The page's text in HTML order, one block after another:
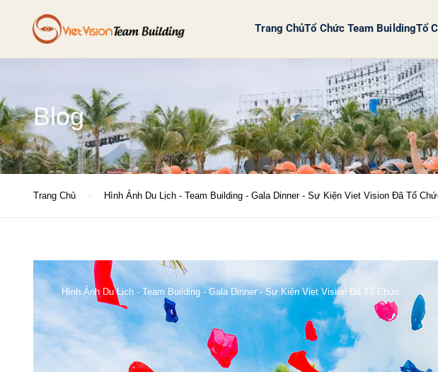
Trang ChủTổ Chức Team BuildingTổ
Blog
Trang Chủ Hình Ảnh Du Lịch - Team Building - Gala Dinner - Sự Kiện Viet Vision Đã Tổ
Hình Ảnh Du Lịch - Team Building - Gala Dinner - Sự Kiện Viet Vision Đã Tổ Chức